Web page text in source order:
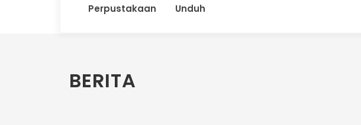
Perpustakaan Unduh
BERITA